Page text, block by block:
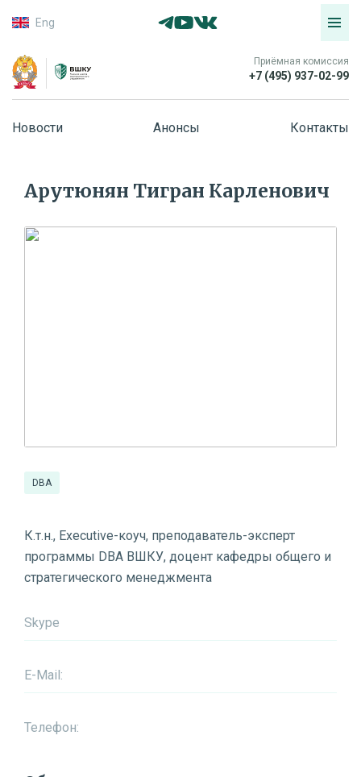
Eng
Приёмная комиссия
+7 (495) 937-02-99
Новости Анонсы Контакты
Арутюнян Тигран Карленович
DBA
К.т.н., Executive-коуч, преподаватель-эксперт
программы DBA ВШКУ, доцент кафедры общего и
стратегического менеджмента
Skype
E-Mail:
Телефон: